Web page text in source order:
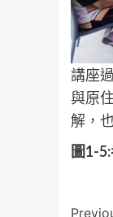
講座
與原
解，
圖1-5: